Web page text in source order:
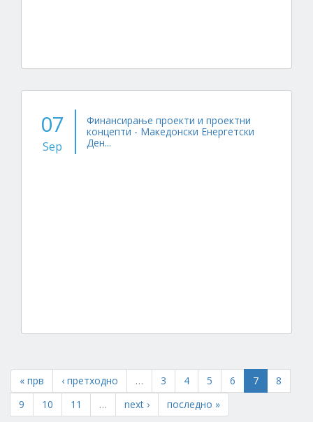
07
Sep
Финансирање проекти и проектни
концепти - Македонски Енергетски
Ден...
« прв ‹ претходно … 3 4 5 6 7
8
9
10 11 … next › последно »